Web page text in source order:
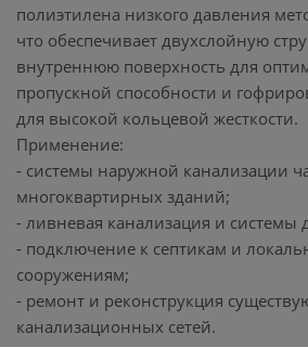
полиэтилена низкого давления
что обеспечивает двухслойную
внутреннюю поверхность для
пропускной способности и
для высокой кольцевой жесткости.
Применение:
- системы наружной канализации
многоквартирных зданий;
- ливневая канализация и системы
- подключение к септикам и
сооружениям;
- ремонт и реконструкция
канализационных сетей.